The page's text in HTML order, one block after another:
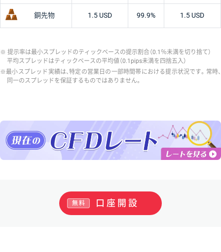
銅先物 1.5 USD 99.9% 1.5 USD
提示率は最小スプレッドのティックベースの提示割合（0.1％未満を切り捨て）
平均スプレッドはティックベースの平均値（0.1pips未満を四捨五入）
最小スプレッド実績は、特定の営業日の一部時間帯における提示状況です。常時、
同一のスプレッドを保証するものではありません。
口座開設
無料